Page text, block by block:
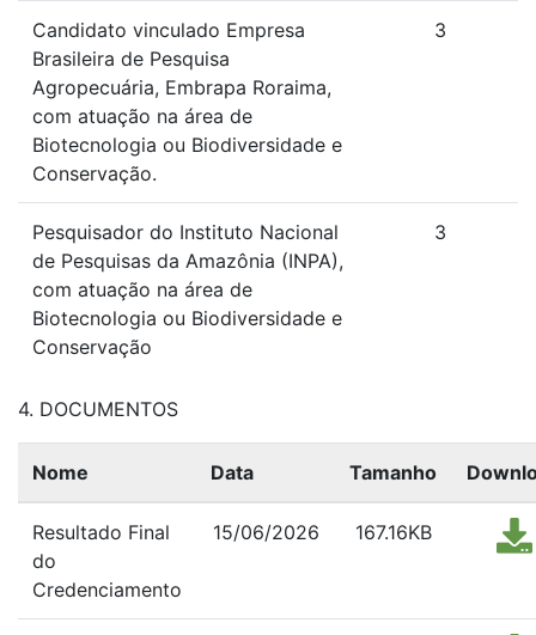
Candidato vinculado Empresa
Brasileira de Pesquisa
Agropecuária, Embrapa Roraima,
com atuação na área de
Biotecnologia ou Biodiversidade e
Conservação.
3
Pesquisador do Instituto Nacional
de Pesquisas da Amazônia (INPA),
com atuação na área de
Biotecnologia ou Biodiversidade e
Conservação
3
4. DOCUMENTOS
Nome Data Tamanho
Resultado Final
do
Credenciamento
15/06/2026 167.16KB